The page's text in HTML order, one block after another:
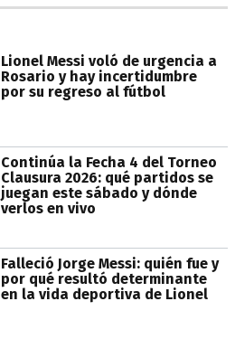
Lionel Messi voló de urgencia a
Rosario y hay incertidumbre
por su regreso al fútbol
Continúa la Fecha 4 del Torneo
Clausura 2026: qué partidos se
juegan este sábado y dónde
verlos en vivo
Falleció Jorge Messi: quién fue y
por qué resultó determinante
en la vida deportiva de Lionel